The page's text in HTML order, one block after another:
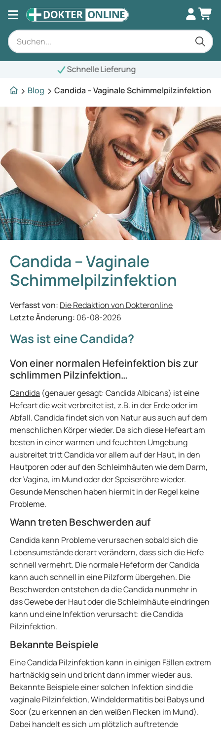
Blog Candida – Vaginale Schimmelpilzinfektion
Candida – Vaginale
Schimmelpilzinfektion
Verfasst von: Die Redaktion von Dokteronline
Letzte Änderung: 06-08-2026
Was ist eine Candida?
Von einer normalen Hefeinfektion bis zur
schlimmen Pilzinfektion…
Candida (genauer gesagt: Candida Albicans) ist eine
Hefeart die weit verbreitet ist, z.B. in der Erde oder im
Abfall. Candida findet sich von Natur aus auch auf dem
menschlichen Körper wieder. Da sich diese Hefeart am
besten in einer warmen und feuchten Umgebung
ausbreitet tritt Candida vor allem auf der Haut, in den
Hautporen oder auf den Schleimhäuten wie dem Darm,
der Vagina, im Mund oder der Speiseröhre wieder.
Gesunde Menschen haben hiermit in der Regel keine
Probleme.
Wann treten Beschwerden auf
Candida kann Probleme verursachen sobald sich die
Lebensumstände derart verändern, dass sich die Hefe
schnell vermehrt. Die normale Hefeform der Candida
kann auch schnell in eine Pilzform übergehen. Die
Beschwerden entstehen da die Candida nunmehr in
das Gewebe der Haut oder die Schleimhäute eindringen
kann und eine Infektion verursacht: die Candida
Pilzinfektion.
Bekannte Beispiele
Eine Candida Pilzinfektion kann in einigen Fällen extrem
hartnäckig sein und bricht dann immer wieder aus.
Bekannte Beispiele einer solchen Infektion sind die
vaginale Pilzinfektion, Windeldermatitis bei Babys und
Soor (zu erkennen an den weißen Flecken im Mund).
Dabei handelt es sich um plötzlich auftretende